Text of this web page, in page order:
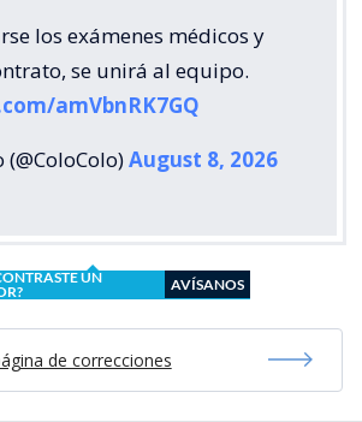
los exámenes médicos y
se unirá al equipo.
amVbnRK7GQ
August 8, 2026
UN
AVÍSANOS
de correcciones